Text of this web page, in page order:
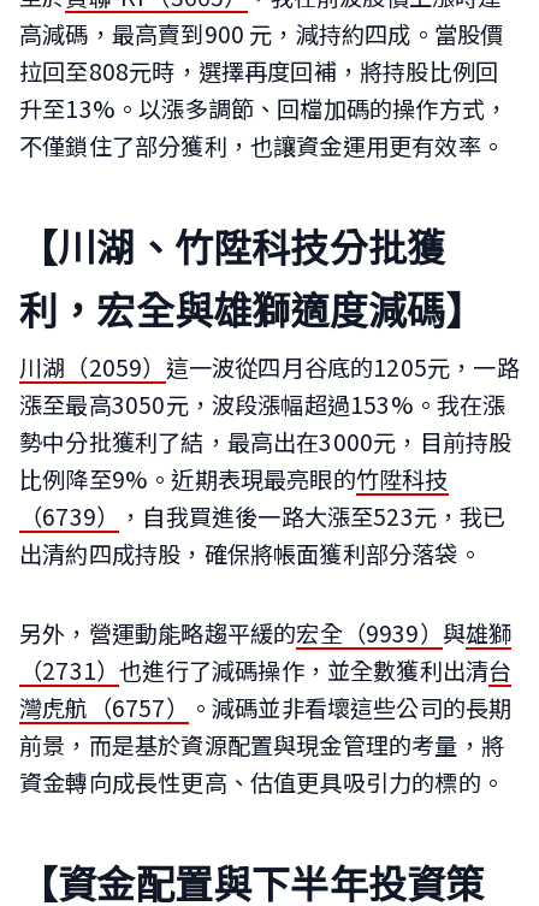
高減碼，最高賣到900 元，減持約四成。當股價
拉回至808元時，選擇再度回補，將持股比例回
升至13%。以漲多調節、回檔加碼的操作方式，
不僅鎖住了部分獲利，也讓資金運用更有效率。
【川湖、竹陞科技分批獲
利，宏全與雄獅適度減碼】
川湖（2059） 這一波從四月谷底的1205元，一路
漲至最高3050元，波段漲幅超過153%。我在漲
勢中分批獲利了結，最高出在3000元，目前持股
比例降至9%。近期表現最亮眼的竹陞科技
（6739）
，自我買進後一路大漲至523元，我已
出清約四成持股，確保將帳面獲利部分落袋。
另外，營運動能略趨平緩的宏全（9939） 與雄獅
（2731）也進行了減碼操作，並全數獲利出清台
灣虎航（6757）
。減碼並非看壞這些公司的長期
前景，而是基於資源配置與現金管理的考量，將
資金轉向成長性更高、估值更具吸引力的標的。
【資金配置與下半年投資策